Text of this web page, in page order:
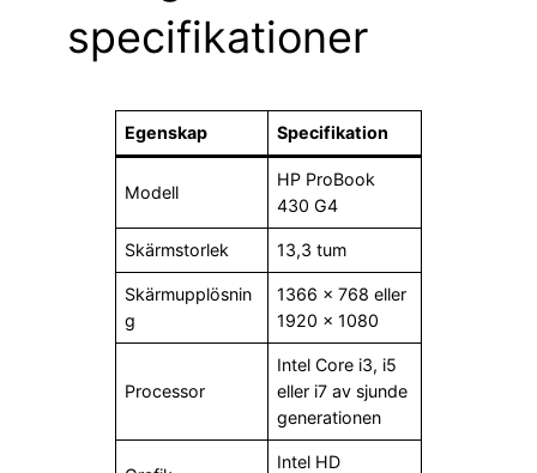
specifikationer
Egenskap Specifikation
Modell
HP ProBook
430 G4
Skärmstorlek 13,3 tum
Skärmupplösnin
g
1366 × 768 eller
1920 × 1080
Processor
Intel Core i3, i5
eller i7 av sjunde
generationen
Intel HD